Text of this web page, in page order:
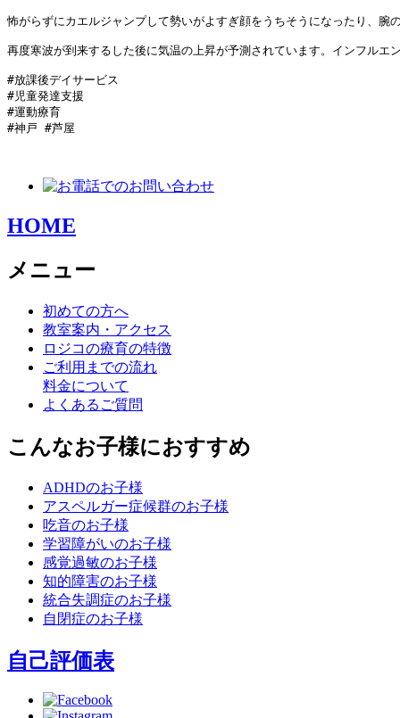
怖がらずにカエルジャンプして勢いがよすぎ顔をうちそうになったり、
再度寒波が到来するした後に気温の上昇が予測されています。インフル
#放課後デイサービス
#児童発達支援
#運動療育
#神戸 #芦屋
HOME
メニュー
初めての方へ
教室案内・アクセス
ロジコの療育の特徴
ご利用までの流れ
料金について
よくあるご質問
こんなお子様におすすめ
ADHDのお子様
アスペルガー症候群のお子様
吃音のお子様
学習障がいのお子様
感覚過敏のお子様
知的障害のお子様
統合失調症のお子様
自閉症のお子様
自己評価表